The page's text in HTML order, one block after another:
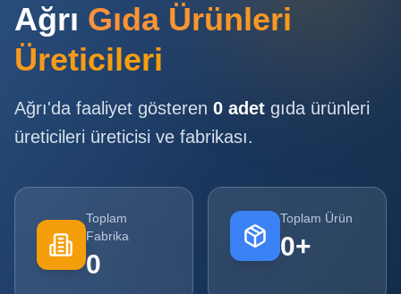
Giriş
Yap
Ol
Ana
Sayfa
Tüm
Ürünler
Ağrı Gıda Ürünleri
Üreticileri
Ağrı'da faaliyet gösteren 0 adet gıda ürünleri
üreticileri üreticisi ve fabrikası.
Toplam
Fabrika
0
Toplam Ürün
0+